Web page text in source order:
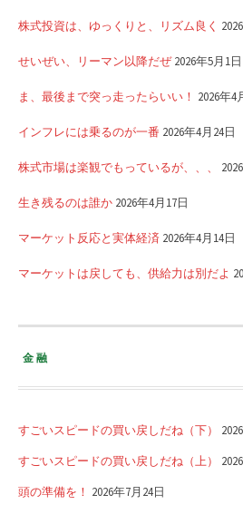
株式投資は、ゆっくりと、リズム良く
せいぜい、リーマン以降だぜ2026年5月1日
ま、最後まで突っ走ったらいい！ 2026年4
インフレには乗るのが一番 2026年4月24日
株式市場は楽観でもっているが、、、
生き残るのは誰か 2026年4月17日
マーケット反応と実体経済 2026年4月14日
マーケットは戻しても、供給力は別だよ
金融
すごいスピードの買い戻しだね（下）
すごいスピードの買い戻しだね（上）
頭の準備を！ 2026年7月24日